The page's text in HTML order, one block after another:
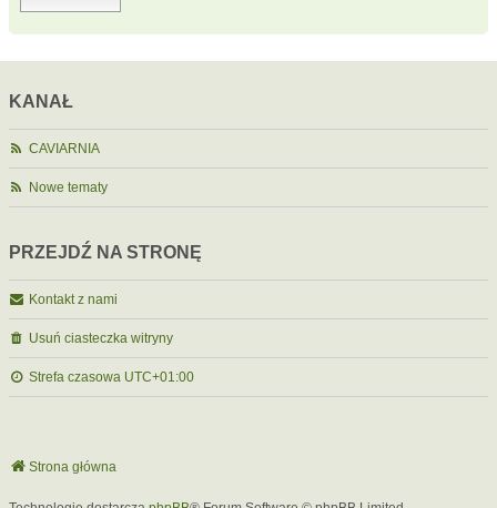
KANAŁ
CAVIARNIA
Nowe tematy
PRZEJDŹ NA STRONĘ
Kontakt z nami
Usuń ciasteczka witryny
Strefa czasowa UTC+01:00
Strona główna